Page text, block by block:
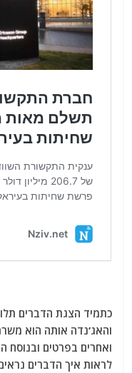
כתמיד הצגת הדברים
והאג’נדה אותה הוא
ואחרים בפרטים ובנוסח
לראות איך הדברים